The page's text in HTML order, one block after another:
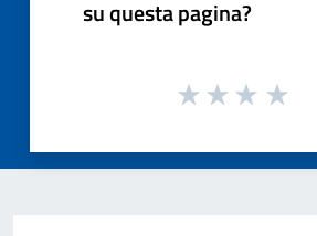
su questa pagina?